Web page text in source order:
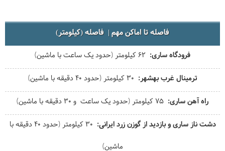
فاصله تا اماکن مهم فاصله (کیلومتر)
فرودگاه ساری 62 کیلومتر (حدود یک ساعت با ماشین)
ترمینال غرب بهشهر 30 کیلومتر (حدود 40 دقیقه با ماشین)
راه آهن ساری 75 کیلومتر (حدود یک ساعت و 30 دقیقه با ماشین)
دشت ناز ساری و بازدید از گوزن زرد ایرانی
30 کیلومتر (حدود 40 دقیقه با
ماشین)